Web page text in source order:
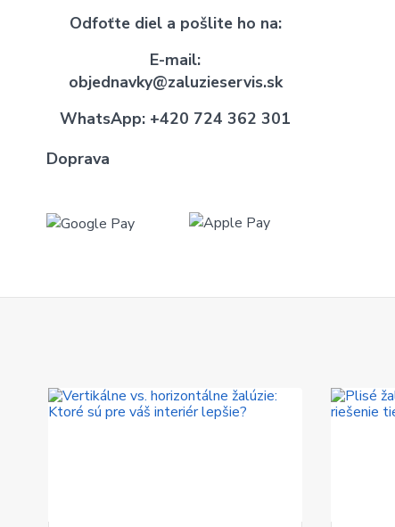
Odfoťte diel a pošlite ho na:
E-mail:
objednavky@zaluzieservis.sk
WhatsApp: +420 724 362 301
Doprava